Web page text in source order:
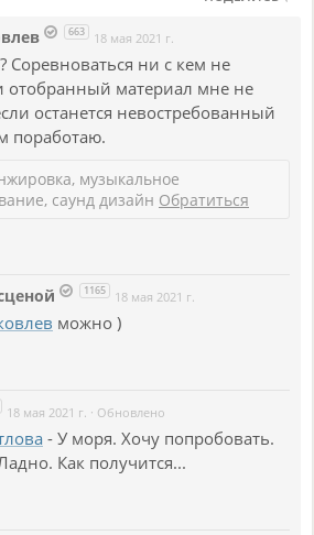
663 18 мая 2021 г.
Соревноваться ни с кем не
отобранный материал мне не
останется невостребованный
поработаю.
музыкальное
саунд дизайн Обратиться
1165 18 мая 2021 г.
можно )
18 мая 2021 г. · Обновлено
- У моря. Хочу попробовать.
Как получится...